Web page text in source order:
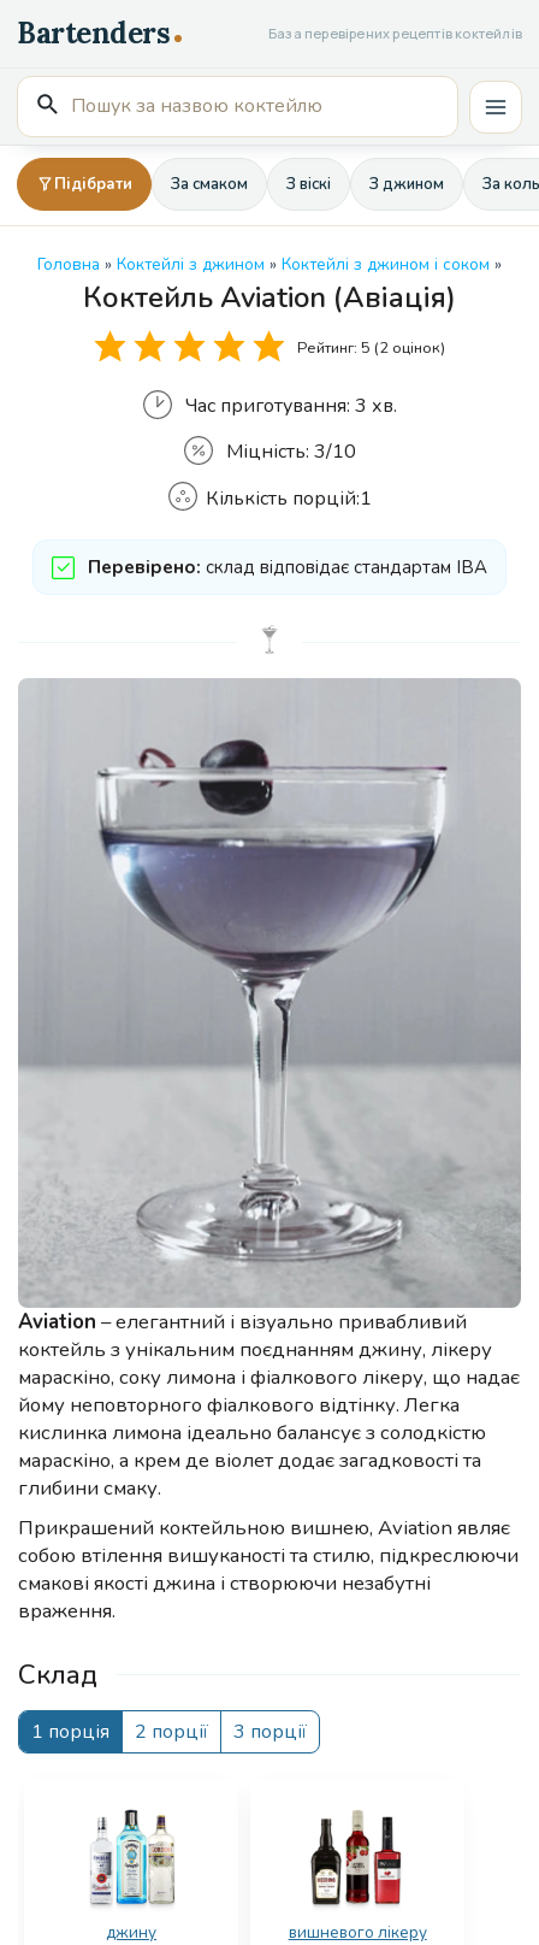
до
вмісту
База перевірених рецептів коктейлів
Пошук
для:
Підібрати За смаком З віскі З джином За
Головна » Коктейлі з джином » Коктейлі з джином і соком »
Коктейль Aviation (Авіація)
Рейтинг: 5 (2оцінок)
Час приготування: 3 хв.
Міцність: 3/10
Кількість
Кількість порцій:1
Перевірено: склад відповідає стандартам IBA
Aviation – елегантний і візуально привабливий
коктейль з унікальним поєднанням джину, лікеру
мараскіно, соку лимона і фіалкового лікеру, що надає
йому неповторного фіалкового відтінку. Легка
кислинка лимона ідеально балансує з солодкістю
мараскіно, а крем де віолет додає загадковості та
глибини смаку.
Прикрашений коктейльною вишнею, Aviation являє
собою втілення вишуканості та стилю, підкреслюючи
смакові якості джина і створюючи незабутні
враження.
Склад
1 порція 2 порції 3 порції
джину
вишневого лікеру